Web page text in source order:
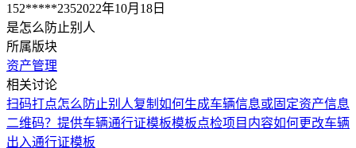
152*****2352022年10月18日
是怎么防止别人
所属版块
资产管理
相关讨论
扫码打点怎么防止别人复制 如何生成车辆信息或固定资产信息
二维码？ 提供车辆通行证模板模板点检项目内容如何更改车辆
出入通行证模板